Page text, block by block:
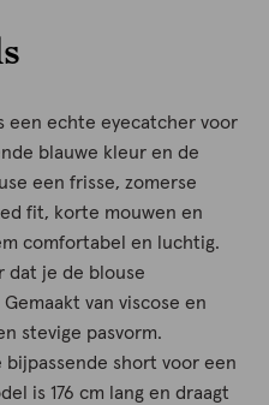
een echte eyecatcher voor
blauwe kleur en de
een frisse, zomerse
fit, korte mouwen en
comfortabel en luchtig.
dat je de blouse
van viscose en
stevige pasvorm.
short voor een
is 176 cm lang en draagt